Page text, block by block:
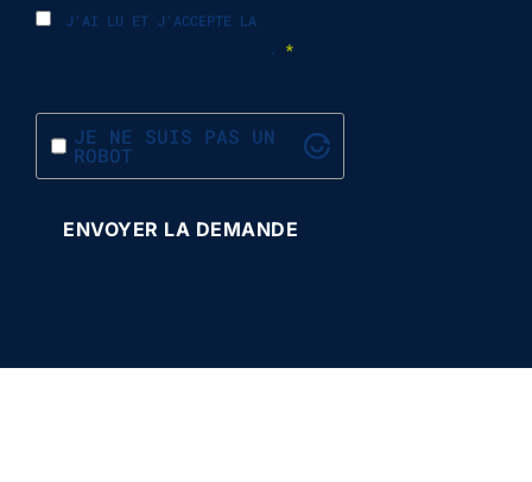
J'AI LU ET J'ACCEPTE LA
. *
JE NE SUIS PAS UN
ROBOT